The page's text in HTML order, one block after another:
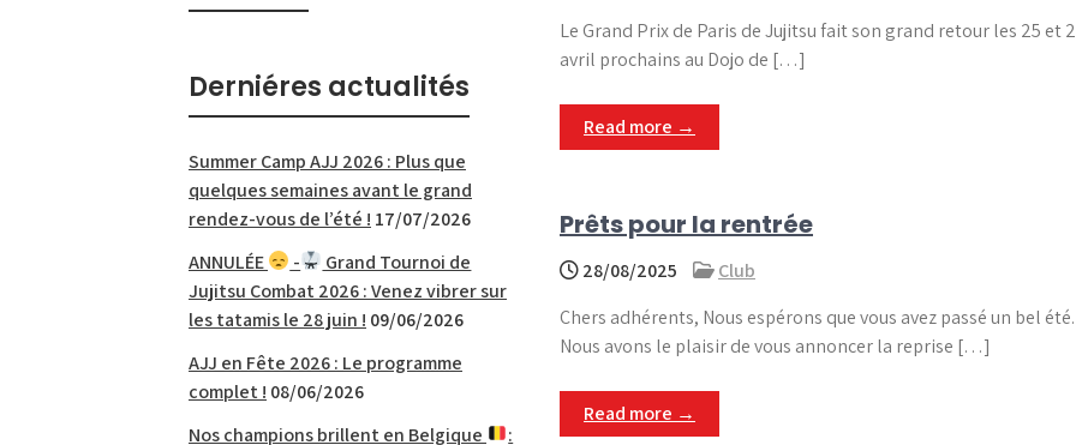
Le Grand Prix de Paris de Jujitsu fait son grand retour les 25 et
avril prochains au Dojo de […]
Read more →
Prêts pour la rentrée
28/08/2025
Club
Chers adhérents, Nous espérons que vous avez passé un bel été.
Nous avons le plaisir de vous annoncer la reprise […]
Read more →
Derniéres actualités
Summer Camp AJJ 2026 : Plus que
quelques semaines avant le grand
rendez-vous de l’été ! 17/07/2026
ANNULÉE
-
Grand Tournoi de
Jujitsu Combat 2026 : Venez vibrer sur
les tatamis le 28 juin ! 09/06/2026
AJJ en Fête 2026 : Le programme
complet ! 08/06/2026
Nos champions brillent en Belgique
: